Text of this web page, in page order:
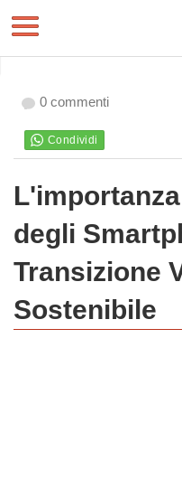
0 commenti
degli
Transizione
Sostenibile